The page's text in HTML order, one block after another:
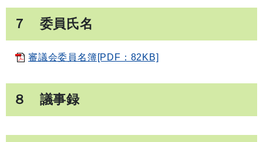
７ 委員氏名
審議会委員名簿[PDF：82KB]
８ 議事録